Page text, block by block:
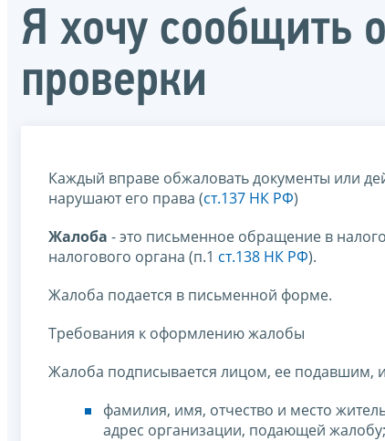
Я хочу сообщить
проверки
Каждый вправе обжаловать документы или
нарушают его права (ст.137 НК РФ)
Жалоба - это письменное обращение в
налогового органа (п.1 ст.138 НК РФ).
Жалоба подается в письменной форме.
Требования к оформлению жалобы
Жалоба подписывается лицом, ее подавшим,
фамилия, имя, отчество и место
адрес организации, подающей жалобу;